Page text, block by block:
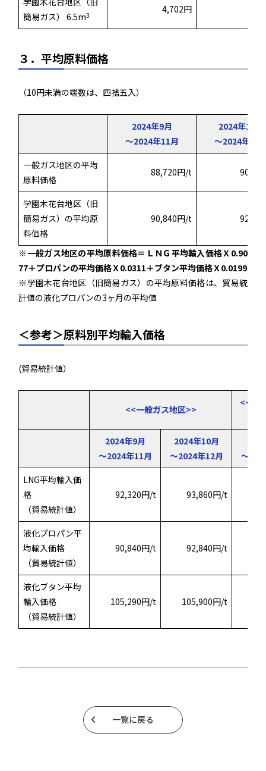
簡易ガス） 6.5m3 4,702円
３．平均原料価格
（10円未満の端数は、四捨五入）
2024年9月
～2024年11月
2024年10月
～2024年12
一般ガス地区の平均
原料価格
88,720円/t
学園木花台地区（旧
簡易ガス）の平均原
料価格
90,840円/t
※一般ガス地区の平均原料価格＝ＬＮＧ平均輸入価格Ｘ0.90
77＋プロパンの平均価格Ｘ0.0311＋ブタン平均価格Ｘ0.0199
※学園木花台地区（旧簡易ガス）の平均原料価格は、貿易統
計値の液化プロパンの3ヶ月の平均値
＜参考＞原料別平均輸入価格
(貿易統計値）
<<一般ガス地区>>
<<学
2024年9月
～2024年11月
2024年10月
～2024年12月
～
LNG平均輸入価
格
（貿易統計値）
92,320円/t 93,860円/t
液化プロパン平
均輸入価格
（貿易統計値）
90,840円/t 92,840円/t
液化ブタン平均
輸入価格
（貿易統計値）
105,290円/t 105,900円/t
一覧に戻る